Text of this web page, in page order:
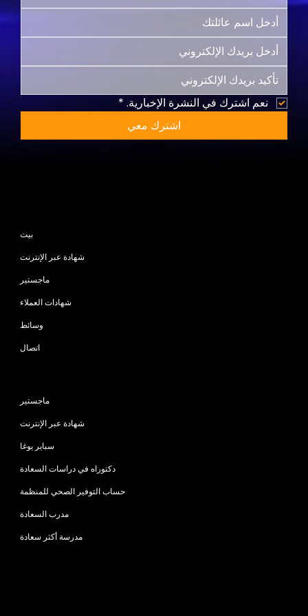
نعم اشترك في النشرة الإخبارية. *
اشترك معي
بيت
شهادة عبر الإنترنت
ماجستير
شهادات العملاء
وسائط
اتصال
ماجستير
شهادة عبر الإنترنت
سباير يوغا
دكتوراه في دراسات السعادة
حساب التوفير الصحي للمنظمة
مدرب السعادة
مدرسة أكثر سعادة